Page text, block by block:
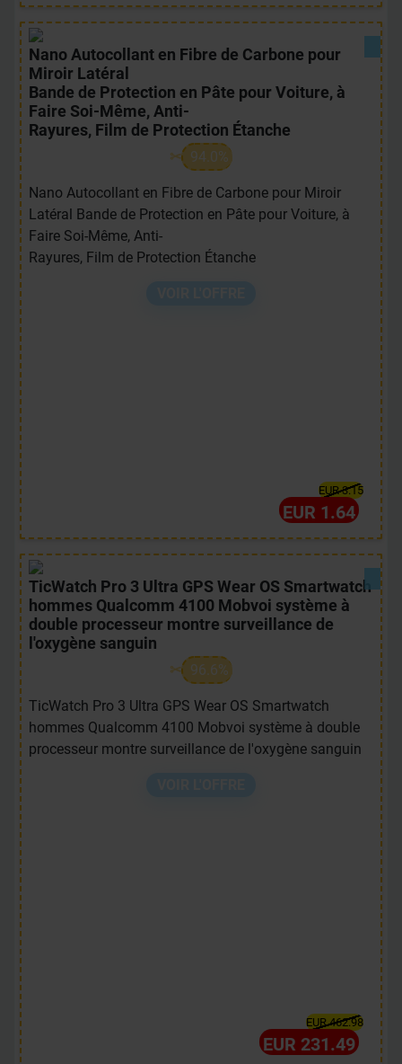
Nano Autocollant en Fibre de Carbone pour
Miroir Latéral
Bande de Protection en Pâte pour Voiture, à
Faire Soi-Même, Anti-
Rayures, Film de Protection Étanche
94.0%
Nano Autocollant en Fibre de Carbone pour Miroir
Latéral Bande de Protection en Pâte pour Voiture, à
Faire Soi-Même, Anti-
Rayures, Film de Protection Étanche
EUR 3.15
EUR 1.64
TicWatch Pro 3 Ultra GPS Wear OS Smartwatch
hommes Qualcomm 4100 Mobvoi système à
double processeur montre surveillance de
l'oxygène sanguin
96.6%
TicWatch Pro 3 Ultra GPS Wear OS Smartwatch
hommes Qualcomm 4100 Mobvoi système à double
processeur montre surveillance de l'oxygène sanguin
EUR 462.98
EUR 231.49